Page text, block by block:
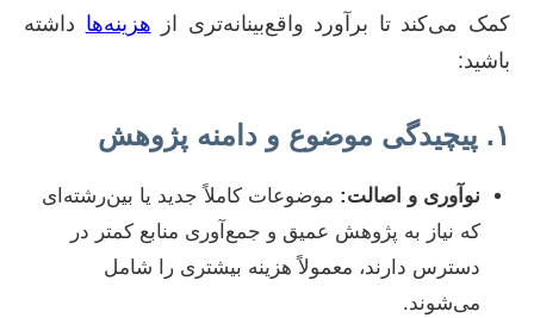
کمک می‌کند تا برآورد واقع‌بینانه‌تری از هزینه‌ها داشته
باشید:
۱. پیچیدگی موضوع و دامنه پژوهش
نوآوری و اصالت: موضوعات کاملاً جدید یا بین‌رشته‌ای
که نیاز به پژوهش عمیق و جمع‌آوری منابع کمتر در
دسترس دارند، معمولاً هزینه بیشتری را شامل
می‌شوند.